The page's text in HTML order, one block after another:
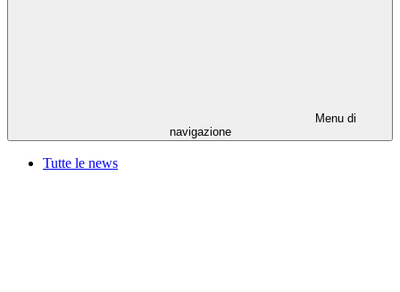
Menu di
navigazione
Tutte le news